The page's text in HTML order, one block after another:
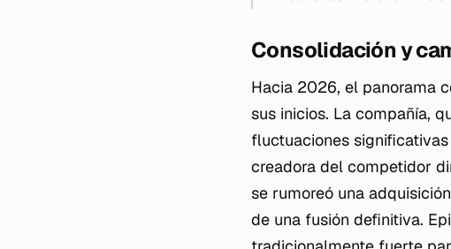
Consolidación y
Hacia 2026, el panorama
sus inicios. La compañía,
fluctuaciones
creadora del competidor
se rumoreó una
de una fusión definitiva.